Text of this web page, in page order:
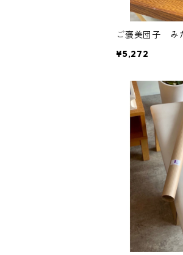
ご褒美団子 み
¥5,272